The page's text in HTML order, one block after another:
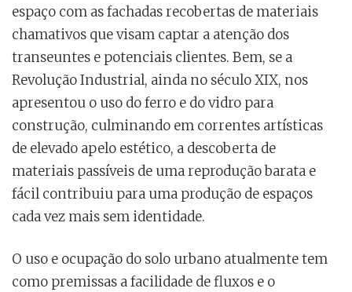
espaço com as fachadas recobertas de materiais
chamativos que visam captar a atenção dos
transeuntes e potenciais clientes. Bem, se a
Revolução Industrial, ainda no século XIX, nos
apresentou o uso do ferro e do vidro para
construção, culminando em correntes artísticas
de elevado apelo estético, a descoberta de
materiais passíveis de uma reprodução barata e
fácil contribuiu para uma produção de espaços
cada vez mais sem identidade.
O uso e ocupação do solo urbano atualmente tem
como premissas a facilidade de fluxos e o